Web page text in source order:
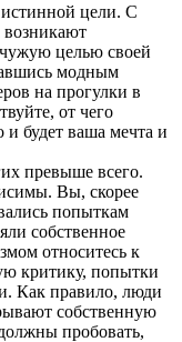
истинной цели. С
возникают
целью своей
модным
на прогулки в
от чего
будет ваша мечта и
превыше всего.
Вы, скорее
попыткам
собственное
относитесь к
критику, попытки
Как правило, люди
собственную
пробовать,